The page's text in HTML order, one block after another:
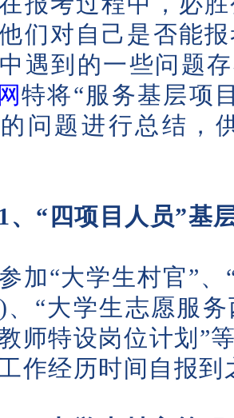
们对自己是否能
遇到的一些问题
特将“服务基层项
问题进行总结，
“四项目人员”基
“大学生村官”、“
、“大学生志愿服
师特设岗位计划”
作经历时间自报到